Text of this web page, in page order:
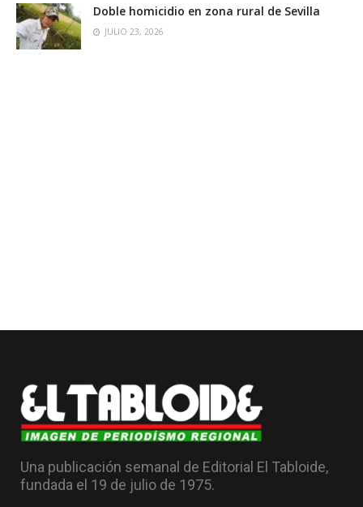
Doble homicidio en zona rural de Sevilla
JULIO 23, 2026
Una publicación semanal de Editorial El Tabloide,
fundada el 19 de julio de 1975.